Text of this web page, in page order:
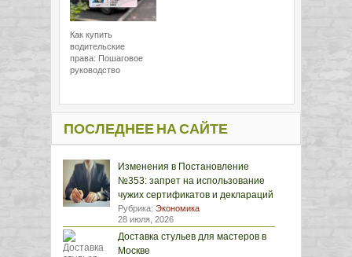
Как купить
водительские
права: Пошаговое
руководство
ПОСЛЕДНЕЕ НА САЙТЕ
Изменения в Постановление
№353: запрет на использование
чужих сертификатов и деклараций
Рубрика: Экономика
28 июля, 2026
Доставка стульев для мастеров в
Москве